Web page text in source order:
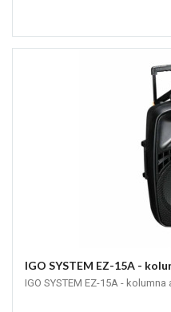
IGO SYSTEM EZ-15A -
IGO SYSTEM EZ-15A -